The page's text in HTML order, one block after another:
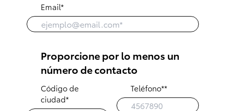
Email*
Proporcione por lo menos un
número de contacto
Código de
ciudad*
Teléfono**